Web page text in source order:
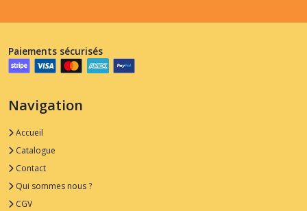
Paiements sécurisés
Navigation
Accueil
Catalogue
Contact
Qui sommes nous ?
CGV